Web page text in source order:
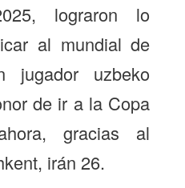
lograron lo
al mundial de
jugador uzbeko
de ir a la Copa
gracias al
irán 26.